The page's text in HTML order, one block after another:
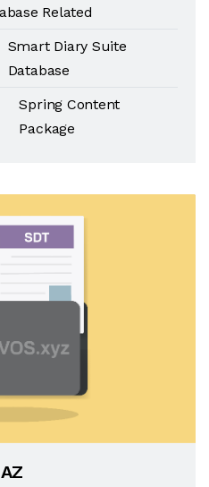
Related
Smart Diary Suite
Database
Spring Content
Package